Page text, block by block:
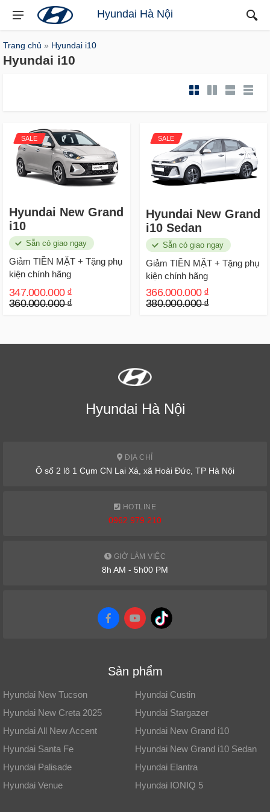
Hyundai Hà Nội
Trang chủ » Hyundai i10
Hyundai i10
SALE
Hyundai New Grand
i10
Sẵn có giao ngay
Giảm TIỀN MẶT + Tặng phụ
kiện chính hãng
347.000.000 ₫
360.000.000 ₫
SALE
Hyundai New Grand
i10 Sedan
Sẵn có giao ngay
Giảm TIỀN MẶT + Tặng phụ
kiện chính hãng
366.000.000 ₫
380.000.000 ₫
Hyundai Hà Nội
ĐỊA CHỈ
Ô số 2 lô 1 Cụm CN Lai Xá, xã Hoài Đức, TP Hà Nội
HOTLINE
0962 979 210
GIỜ LÀM VIỆC
8h AM - 5h00 PM
Sản phẩm
Hyundai New Tucson
Hyundai New Creta 2025
Hyundai All New Accent
Hyundai Santa Fe
Hyundai Palisade
Hyundai Venue
Hyundai Custin
Hyundai Stargazer
Hyundai New Grand i10
Hyundai New Grand i10 Sedan
Hyundai Elantra
Hyundai IONIQ 5